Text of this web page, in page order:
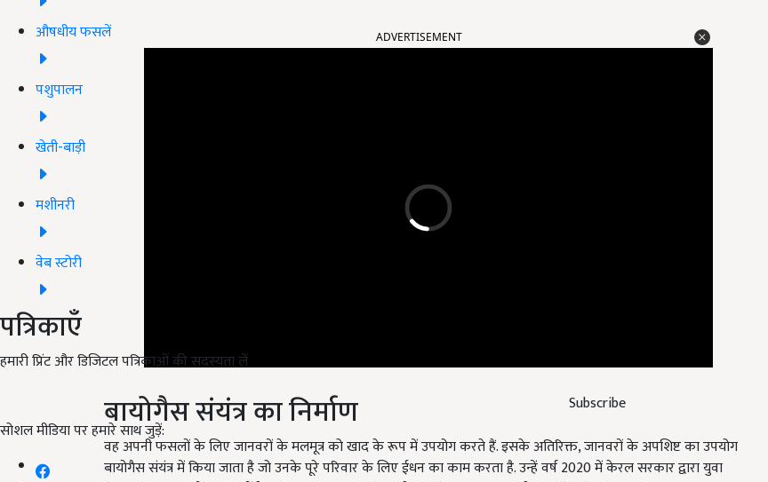
औषधीय फसलें
पशुपालन
खेती-बाड़ी
मशीनरी
वेब स्टोरी
पत्रिकाएँ
हमारी प्रिंट और डिजिटल पत्रिकाओं की सदस्यता लें
Subscribe
सोशल मीडिया पर हमारे साथ जुड़ें:
बायोगैस संयंत्र का निर्माण
वह अपनी फसलों के लिए जानवरों के मलमूत्र को खाद के रूप में उपयोग करते हैं. इसके अतिरिक्त, जानवरों के अपशिष्ट का उपयोग
बायोगैस संयंत्र में किया जाता है जो उनके पूरे परिवार के लिए ईधन का काम करता है. उन्हें वर्ष 2020 में केरल सरकार द्वारा युवा
किसान पुरस्कार और 2022 में केरल राज्य पशुपालन विभाग से युवा किसान पुरस्कार से सम्मानित किया गया था.